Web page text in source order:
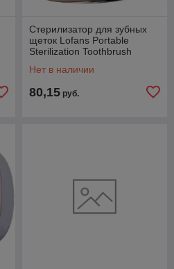
Стерилизатор для зубных
щеток Lofans Portable
Sterilization Toothbrush
Нет в наличии
80,15 руб.